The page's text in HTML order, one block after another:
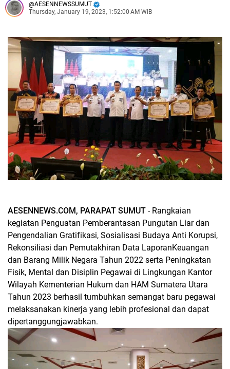
AESENNEWSSUMUT
Thursday, January 19, 2023, 1:52:00 AM WIB
AESENNEWS.COM, PARAPAT SUMUT - Rangkaian
kegiatan Penguatan Pemberantasan Pungutan Liar dan
Pengendalian Gratifikasi, Sosialisasi Budaya Anti Korupsi,
Rekonsiliasi dan Pemutakhiran Data LaporanKeuangan
dan Barang Milik Negara Tahun 2022 serta Peningkatan
Fisik, Mental dan Disiplin Pegawai di Lingkungan Kantor
Wilayah Kementerian Hukum dan HAM Sumatera Utara
Tahun 2023 berhasil tumbuhkan semangat baru pegawai
melaksanakan kinerja yang lebih profesional dan dapat
dipertanggungjawabkan.